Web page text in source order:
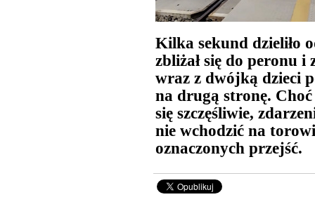
Kilka sekund dzieliło
zbliżał się do peronu i
wraz z dwójką dzieci
na drugą stronę.
się szczęśliwie,
nie wchodzić na
oznaczonych przejść.